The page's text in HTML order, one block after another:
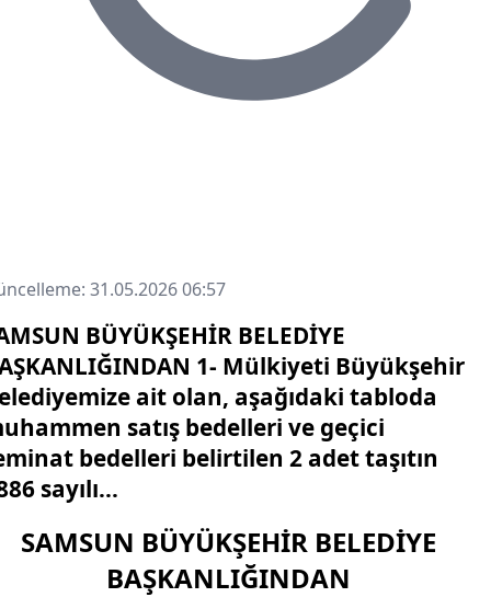
31.05.2026 06:57
BÜYÜKŞEHİR BELEDİYE
1- Mülkiyeti Büyükşehir
ait olan, aşağıdaki tabloda
satış bedelleri ve geçici
bedelleri belirtilen 2 adet taşıtın
sayılı...
SAMSUN BÜYÜKŞEHİR BELEDİYE
BAŞKANLIĞINDAN